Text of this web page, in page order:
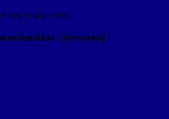
/ @rccarlosj /